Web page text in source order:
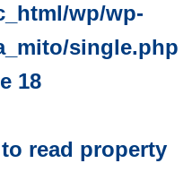
wp/wp-
single.php
18
read property